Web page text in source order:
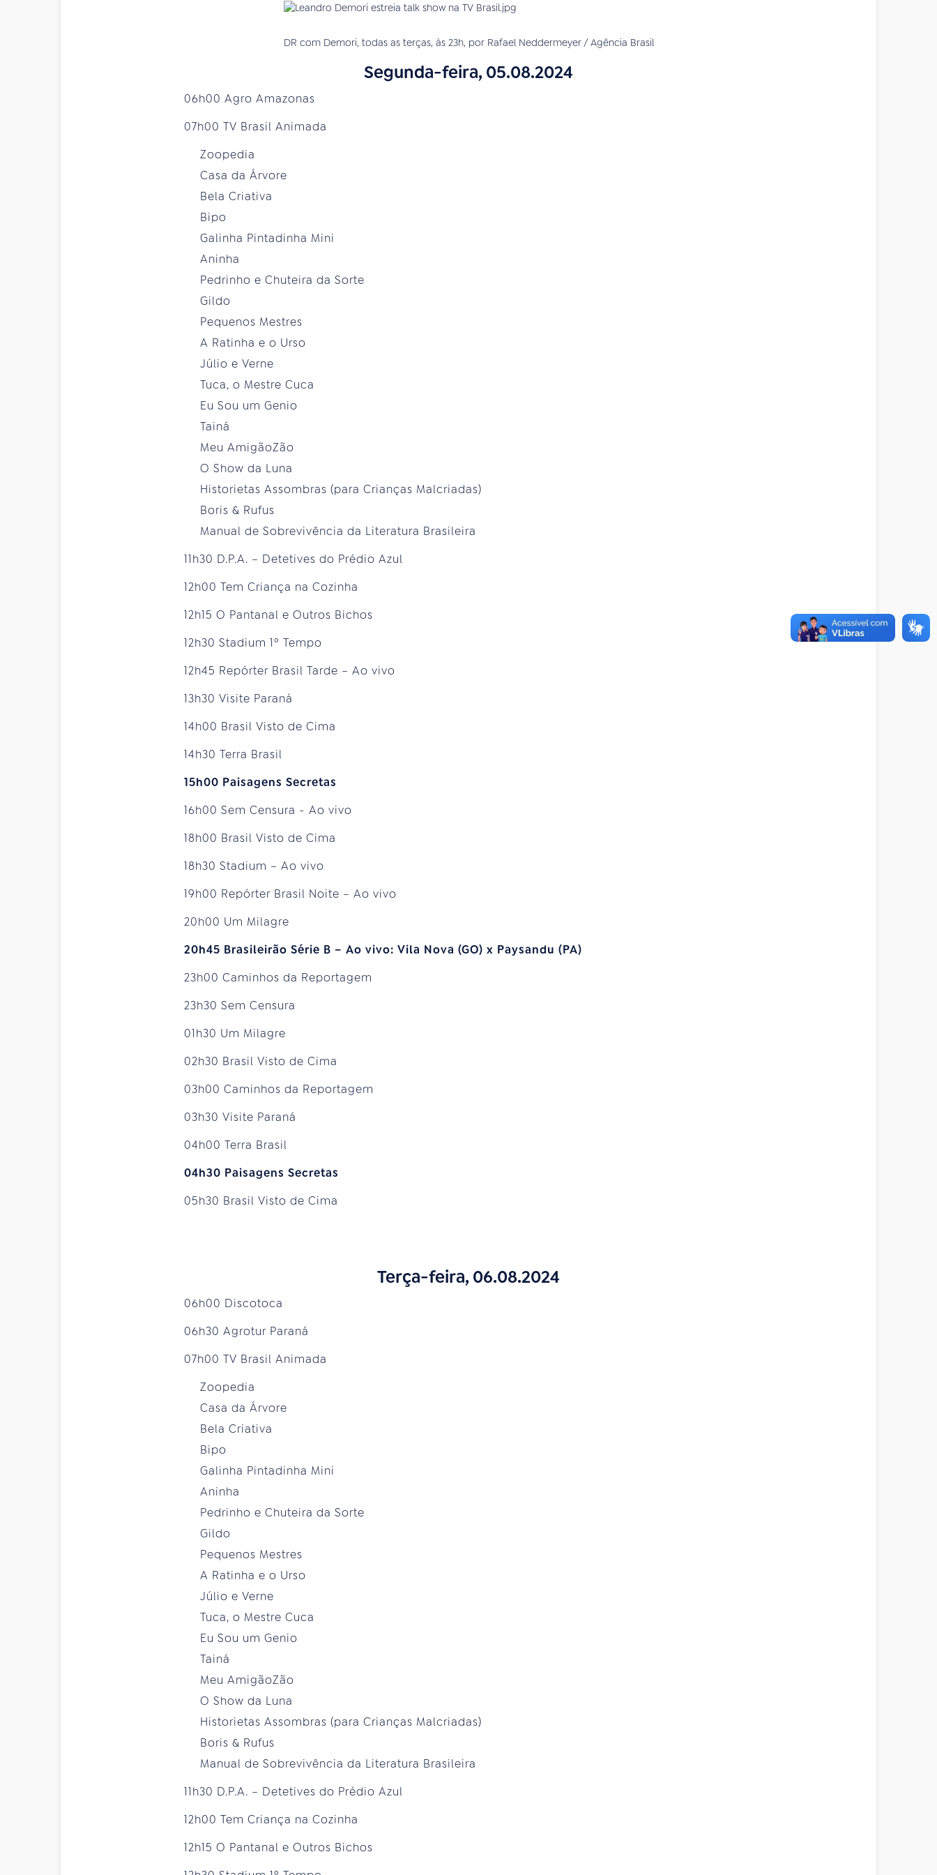
DR com Demori, todas as terças, às 23h, por Rafael Neddermeyer / Agência Brasil
Segunda-feira, 05.08.2024
06h00 Agro Amazonas
07h00 TV Brasil Animada
Zoopedia
Casa da Árvore
Bela Criativa
Bipo
Galinha Pintadinha Mini
Aninha
Pedrinho e Chuteira da Sorte
Gildo
Pequenos Mestres
A Ratinha e o Urso
Júlio e Verne
Tuca, o Mestre Cuca
Eu Sou um Genio
Tainá
Meu AmigãoZão
O Show da Luna
Historietas Assombras (para Crianças Malcriadas)
Boris & Rufus
Manual de Sobrevivência da Literatura Brasileira
11h30 D.P.A. – Detetives do Prédio Azul
12h00 Tem Criança na Cozinha
12h15 O Pantanal e Outros Bichos
12h30 Stadium 1º Tempo
12h45 Repórter Brasil Tarde – Ao vivo
13h30 Visite Paraná
14h00 Brasil Visto de Cima
14h30 Terra Brasil
15h00 Paisagens Secretas
16h00 Sem Censura - Ao vivo
18h00 Brasil Visto de Cima
18h30 Stadium – Ao vivo
19h00 Repórter Brasil Noite – Ao vivo
20h00 Um Milagre
20h45 Brasileirão Série B – Ao vivo: Vila Nova (GO) x Paysandu (PA)
23h00 Caminhos da Reportagem
23h30 Sem Censura
01h30 Um Milagre
02h30 Brasil Visto de Cima
03h00 Caminhos da Reportagem
03h30 Visite Paraná
04h00 Terra Brasil
04h30 Paisagens Secretas
05h30 Brasil Visto de Cima
Terça-feira, 06.08.2024
06h00 Discotoca
06h30 Agrotur Paraná
07h00 TV Brasil Animada
Zoopedia
Casa da Árvore
Bela Criativa
Bipo
Galinha Pintadinha Mini
Aninha
Pedrinho e Chuteira da Sorte
Gildo
Pequenos Mestres
A Ratinha e o Urso
Júlio e Verne
Tuca, o Mestre Cuca
Eu Sou um Genio
Tainá
Meu AmigãoZão
O Show da Luna
Historietas Assombras (para Crianças Malcriadas)
Boris & Rufus
Manual de Sobrevivência da Literatura Brasileira
11h30 D.P.A. – Detetives do Prédio Azul
12h00 Tem Criança na Cozinha
12h15 O Pantanal e Outros Bichos